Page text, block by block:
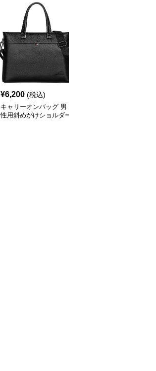
¥6,200 (税込)
キャリーオンバッグ 男
性用斜めがけショルダー